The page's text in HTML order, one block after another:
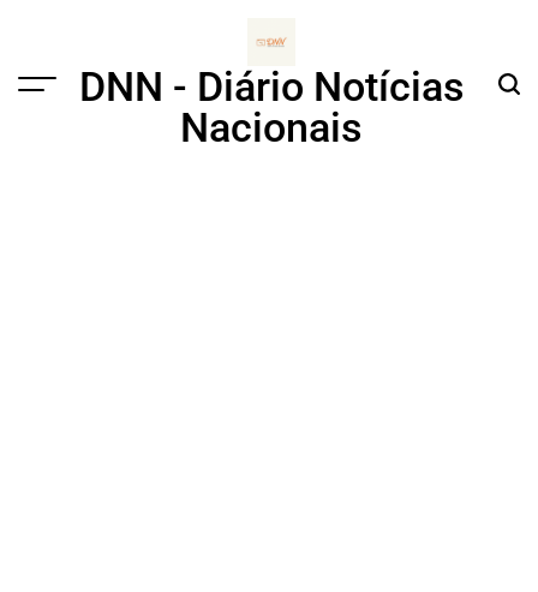
Menu
DNN - Diário Notícias
Nacionais